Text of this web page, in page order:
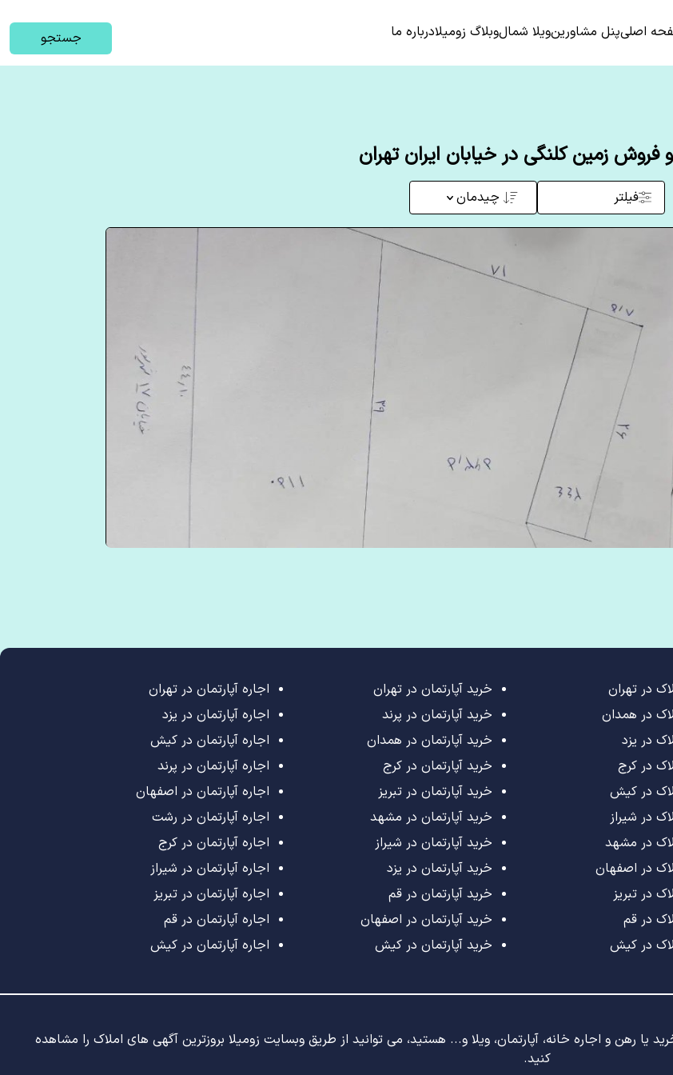
اصلیپنل مشاورینویلا شمالوبلاگ زومیلادرباره ما جستجو
فروش زمین کلنگی در خیابان ایران تهران
فیلتر چیدمان
در تهران
در همدان
در یزد
در کرج
در کیش
در شیراز
در مشهد
در اصفهان
در تبریز
در قم
در کیش
خرید آپارتمان در تهران
خرید آپارتمان در پرند
خرید آپارتمان در همدان
خرید آپارتمان در کرج
خرید آپارتمان در تبریز
خرید آپارتمان در مشهد
خرید آپارتمان در شیراز
خرید آپارتمان در یزد
خرید آپارتمان در قم
خرید آپارتمان در اصفهان
خرید آپارتمان در کیش
اجاره آپارتمان در تهران
اجاره آپارتمان در یزد
اجاره آپارتمان در کیش
اجاره آپارتمان در پرند
اجاره آپارتمان در اصفهان
اجاره آپارتمان در رشت
اجاره آپارتمان در کرج
اجاره آپارتمان در شیراز
اجاره آپارتمان در تبریز
اجاره آپارتمان در قم
اجاره آپارتمان در کیش
یا رهن و اجاره خانه، آپارتمان، ویلا و... هستید، می توانید از طریق وبسایت زومیلا بروزترین آگهی های املاک را مشاهده
کنید.